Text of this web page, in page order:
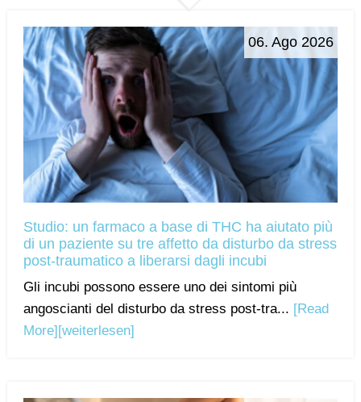
06. Ago 2026
Studio: un farmaco a base di THC ha aiutato più
di un paziente su tre affetto da disturbo da stress
post-traumatico a liberarsi dagli incubi
Gli incubi possono essere uno dei sintomi più
angoscianti del disturbo da stress post-tra... [Read
More][weiterlesen]